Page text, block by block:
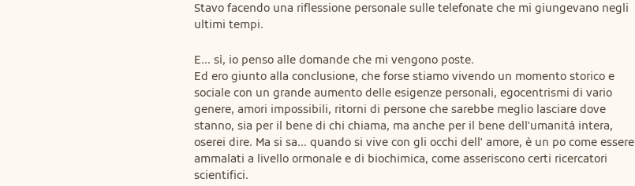
Stavo facendo una riflessione personale sulle telefonate che mi giungevano negli
ultimi tempi.
E... sì, io penso alle domande che mi vengono poste.
Ed ero giunto alla conclusione, che forse stiamo vivendo un momento storico e
sociale con un grande aumento delle esigenze personali, egocentrismi di vario
genere, amori impossibili, ritorni di persone che sarebbe meglio lasciare dove
stanno, sia per il bene di chi chiama, ma anche per il bene dell'umanità intera,
oserei dire. Ma si sa... quando si vive con gli occhi dell' amore, è un po come essere
ammalati a livello ormonale e di biochimica, come asseriscono certi ricercatori
scientifici.